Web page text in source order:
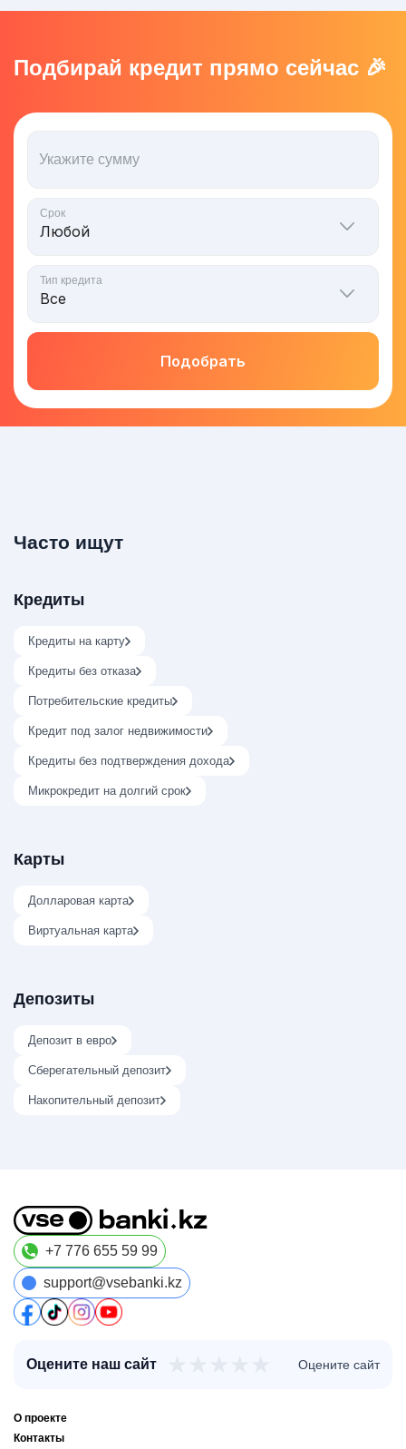
Подбирай кредит прямо сейчас 🎉
Укажите сумму
Срок
Тип кредита
Подобрать
Часто ищут
Кредиты
Кредиты на карту
Кредиты без отказа
Потребительские кредиты
Кредит под залог недвижимости
Кредиты без подтверждения дохода
Микрокредит на долгий срок
Карты
Долларовая карта
Виртуальная карта
Депозиты
Депозит в евро
Сберегательный депозит
Накопительный депозит
+7 776 655 59 99
support@vsebanki.kz
Оцените наш сайт Оцените сайт
О проекте
Контакты